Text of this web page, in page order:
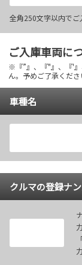
全角250文字以内でご
ご入庫車両に
※『”』、『"』、『'』
ん。予めご了承くださ
車種名
クルマの登録ナ